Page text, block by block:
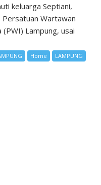
keluarga Septiani,
Persatuan Wartawan
(PWI) Lampung, usai
Home
LAMPUNG